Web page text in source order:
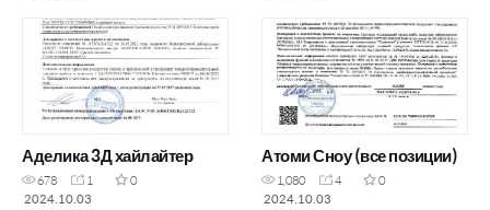
Аделика 3Д хайлайтер
678 1
0
2024.10.03
Атоми Сноу (все позиции)
1,080 4
0
2024.10.03